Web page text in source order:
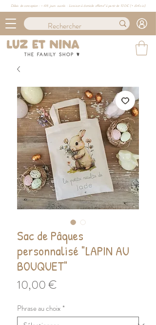
Délais de conception : ≈ 4/6 jours ouvrés · Livraison à domicile offerte* à partir de 100€ (+ d'info ici)
Sac de Pâques
personnalisé "LAPIN AU
BOUQUET"
10,00 €
Phrase au choix*